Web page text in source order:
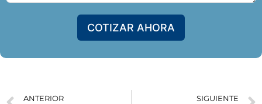
COTIZAR AHORA
ANTERIOR SIGUIENTE